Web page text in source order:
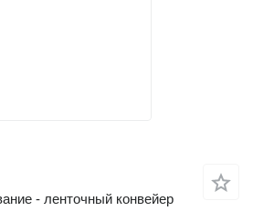
- ленточный конвейер